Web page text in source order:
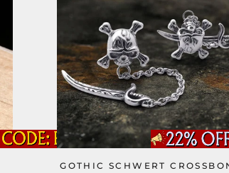
GOTHIC SCHWERT